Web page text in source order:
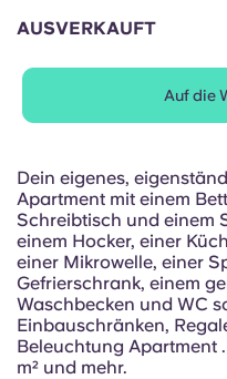
AUSVERKAUFT
Auf die
Dein eigenes,
Apartment mit einem
Schreibtisch und einem
einem Hocker, einer
einer Mikrowelle, einer
Gefrierschrank, einem
Waschbecken und WC
Einbauschränken,
Beleuchtung Apartment
m² und mehr.